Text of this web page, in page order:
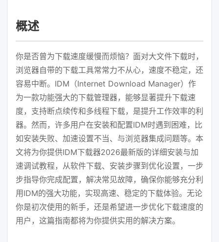
概述
你是否曾为下载速度缓慢而烦恼？面对大文件下载时，
浏览器自带的下载工具常常力不从心，速度不稳定，还
容易中断。IDM（Internet Download Manager）作
为一款功能强大的下载管理器，能够显著提升下载速
度，支持断点续传和多线程下载，是提升工作效率的利
器。然而，许多用户在安装和配置IDM时遇到困难，比
如安装失败、加速设置不当、与浏览器集成问题等。本
文将为你提供IDM下载器2026最新版的详细安装与加
速调试教程，从软件下载、安装步骤到优化设置，一步
步指导你完成配置，解决常见故障，确保你能够充分利
用IDM的强大功能，实现高速、稳定的下载体验。无论
你是初次使用的新手，还是希望进一步优化下载速度的
用户，这篇指南都将为你提供实用的解决方案。